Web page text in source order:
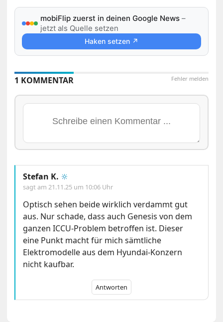
mobiFlip zuerst in deinen Google News –
jetzt als Quelle setzen
Haken setzen ↗
Fehler melden
1 KOMMENTAR
Stefan K. 🔆
sagt am 21.11.25 um 10:06 Uhr
Optisch sehen beide wirklich verdammt gut
aus. Nur schade, dass auch Genesis von dem
ganzen ICCU-Problem betroffen ist. Dieser
eine Punkt macht für mich sämtliche
Elektromodelle aus dem Hyundai-Konzern
nicht kaufbar.
Antworten